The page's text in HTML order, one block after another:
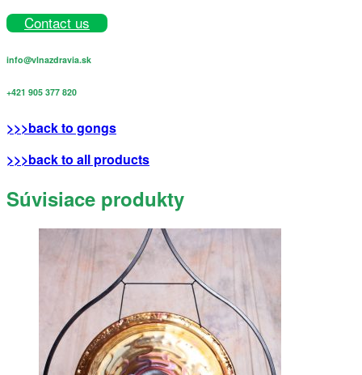
Contact us
info@vlnazdravia.sk
+421 905 377 820
>>>back to gongs
>>>back to all products
Súvisiace produkty